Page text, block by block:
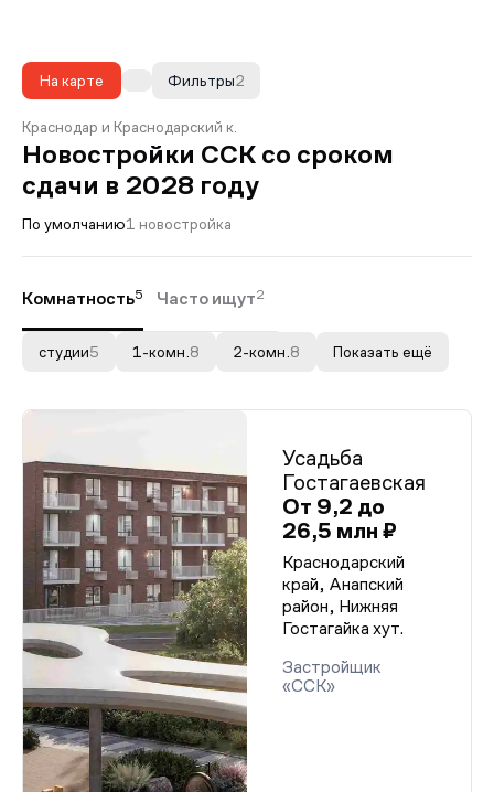
На карте 2
Фильтры
Краснодар и Краснодарский к.
Новостройки ССК со сроком
сдачи в 2028 году
По умолчанию1 новостройка
Комнатность5 Часто ищут2
студии5 1-комн. 8 2-комн. 8 Показать ещё
Усадьба
Гостагаевская
От 9,2 до
26,5 млн ₽
Краснодарский
край, Анапский
район, Нижняя
Гостагайка хут.
Застройщик
«ССК»